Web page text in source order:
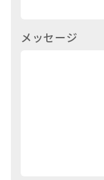
メッセージ